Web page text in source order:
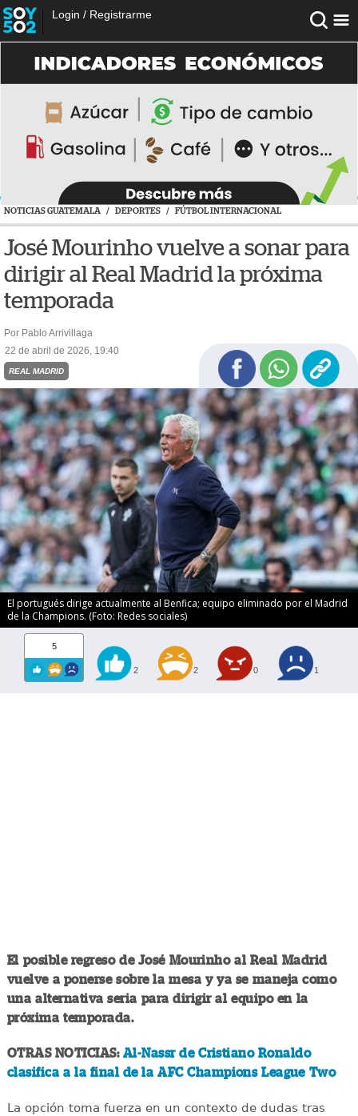
Login / Registrarme
NOTICIAS GUATEMALA / DEPORTES / FÚTBOL INTERNACIONAL
José Mourinho vuelve a sonar para
dirigir al Real Madrid la próxima
temporada
Por Pablo Arrivillaga
22 de abril de 2026, 19:40
REAL MADRID
El portugués dirige actualmente al Benfica; equipo eliminado por el Madrid
de la Champions. (Foto: Redes sociales)
5
2 2 0 1
El posible regreso de José Mourinho al Real Madrid
vuelve a ponerse sobre la mesa y ya se maneja como
una alternativa seria para dirigir al equipo en la
próxima temporada.
OTRAS NOTICIAS:Al-Nassr de Cristiano Ronaldo
clasifica a la final de la AFC Champions League Two
La opción toma fuerza en un contexto de dudas tras